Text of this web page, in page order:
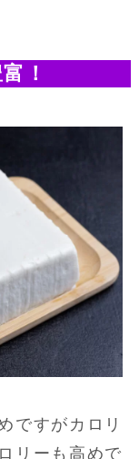
！
ですがカロリ
リーも高めで